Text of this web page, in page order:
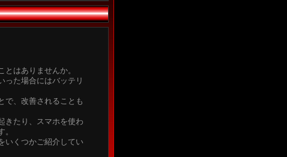
はありませんか。
った場合にはバッテリ
で、改善されることも
きたり、スマホを使わ
いくつかご紹介してい